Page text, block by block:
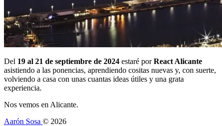
Del 19 al 21 de septiembre de 2024 estaré porReact Alicante
asistiendo a las ponencias, aprendiendo cositas nuevas y, con suerte,
volviendo a casa con unas cuantas ideas útiles y una grata
experiencia.
Nos vemos en Alicante.
Aarón Sosa © 2026